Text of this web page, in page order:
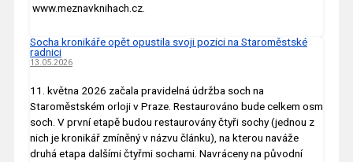
www.meznavknihach.cz.
Socha kronikáře opět opustila svoji pozici na Staroměstské
radnici
13.05.2026
11. května 2026 začala pravidelná údržba soch na
Staroměstském orloji v Praze. Restaurováno bude celkem osm
soch. V první etapě budou restaurovány čtyři sochy (jednou z
nich je kronikář zmíněný v názvu článku), na kterou naváže
druhá etapa dalšími čtyřmi sochami. Navráceny na původní